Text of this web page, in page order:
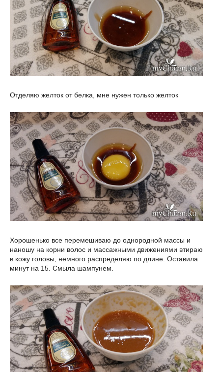
Отделяю желток от белка, мне нужен только желток
Хорошенько все перемешиваю до однородной массы и
наношу на корни волос и массажными движениями втираю
в кожу головы, немного распределяю по длине. Оставила
минут на 15. Смыла шампунем.